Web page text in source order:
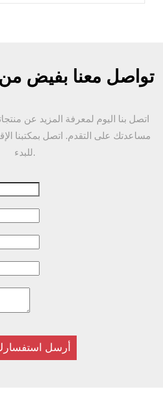
تواصل معنا بفيض من
اتصل بنا اليوم لمعرفة المزيد عن
مساعدتك على التقدم. اتصل بمكتبنا
للبدء.
أرسل